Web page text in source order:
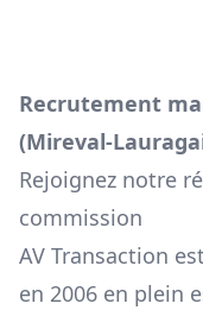
Recrutement
(Mireval-
Rejoignez notre
commission
AV Transaction
en 2006 en plein